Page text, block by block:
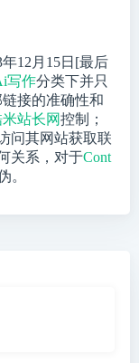
年12月15日[最后
写作分类下并只
接的准确性和
站长网控制；
问其网站获取联
关系，对于Cont
。